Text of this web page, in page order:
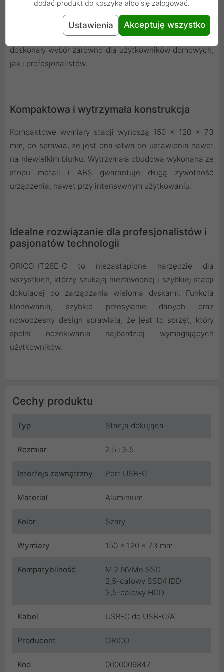
ORICO-IT28E-C działa bezproblemowo z systemami
Windows, Linux oraz Mac OS, umożliwiając wygodną i
elastyczną pracę z danymi na różnych platformach. To
doskonały wybór zarówno dla użytkowników domowych,
jak i profesjonalistów.
Kompaktowa i wytrzymała konstrukcja
Kompaktowe wymiary stacji wynoszą 150 × 120 × 73
mm, co sprawia, że jest ona łatwa do ustawienia nawet
na niewielkim biurku. Wytrzymała obudowa wykonana ze
stopu metali i ABS gwarantuje długą żywotność
urządzenia, nawet przy intensywnym użytkowaniu.
Idealne rozwiązanie dla profesjonalistów i
pasjonatów technologii
ORICO-IT28E-C to niezastąpione narzędzie dla
wszystkich, którzy szukają niezawodnej i szybkiej stacji
dokującej do zarządzania wieloma dyskami. Funkcja
klonowania, szybkie przesyłanie danych oraz
nowoczesny design sprawiają, że jest to sprzęt, który
spełni oczekiwania najbardziej wymagających
użytkowników.
Cechy produktu
Typ Stacja dokująca
Rozmiar 2.5 i 3.5
Interfejs zewnętrzny Port USB-C
Materiał Aluminium
Kolor Szary
Wymiary 150 x 120 x 73 mm
Kompatybilność
M.2 NVMe SSD
2,5-calowy SSD/HDD
3,5-calowy HDD
Kabel USB-C do USB-C/A
Producent ORICO
Kod 0000009847
dodać produkt do koszyka albo się zalogować.
Ustawienia Akceptuję wszystko